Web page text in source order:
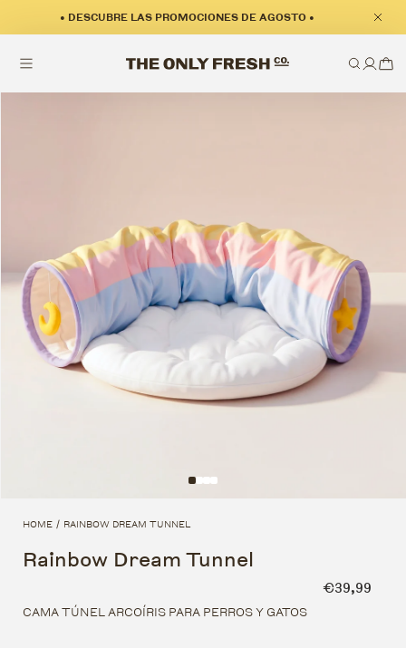
• DESCUBRE LAS PROMOCIONES DE AGOSTO •
del producto
HOME / RAINBOW DREAM TUNNEL
Rainbow Dream Tunnel
Precio
€39,99
CAMA TÚNEL ARCOÍRIS PARA PERROS Y GATOS